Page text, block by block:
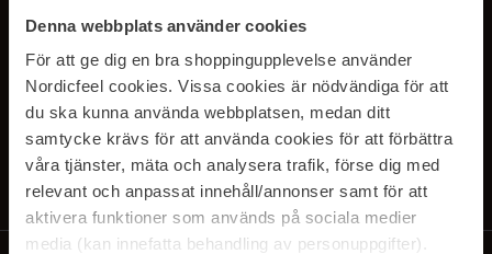
Denna webbplats använder cookies
För att ge dig en bra shoppingupplevelse använder
Nordicfeel cookies. Vissa cookies är nödvändiga för att
du ska kunna använda webbplatsen, medan ditt
samtycke krävs för att använda cookies för att förbättra
våra tjänster, mäta och analysera trafik, förse dig med
relevant och anpassat innehåll/annonser samt för att
aktivera funktioner som används på sociala medier
media (kan innefatta behandling av personuppgifter).
SUBSCRIBE TO OUR
NEWSLETTER
Tilaamalla hyväksyttietosuojakäytäntömme. Peruuta tilaus milloin
tahansa.